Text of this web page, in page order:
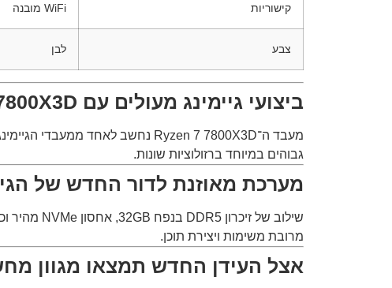
קישוריות WiFi מובנה
צבע לבן
ביצועי גיימינג מעולים עם Ryzen 7 7800X3D
גבוהים במיוחד ברזולוציות שונות.
מערכת מאוזנת לדור החדש של
מרובת משימות ויצירת תוכן.
אצל העידן החדש תמצאו מגוון